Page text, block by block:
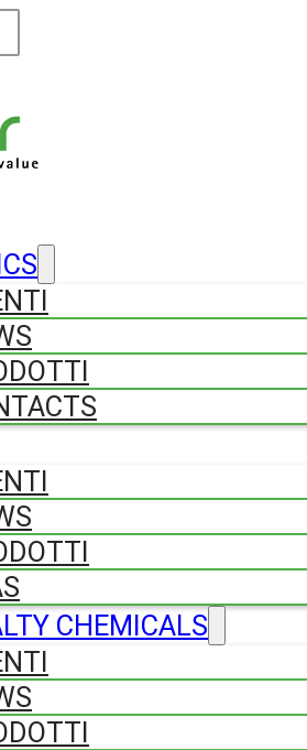
CHEMICALS